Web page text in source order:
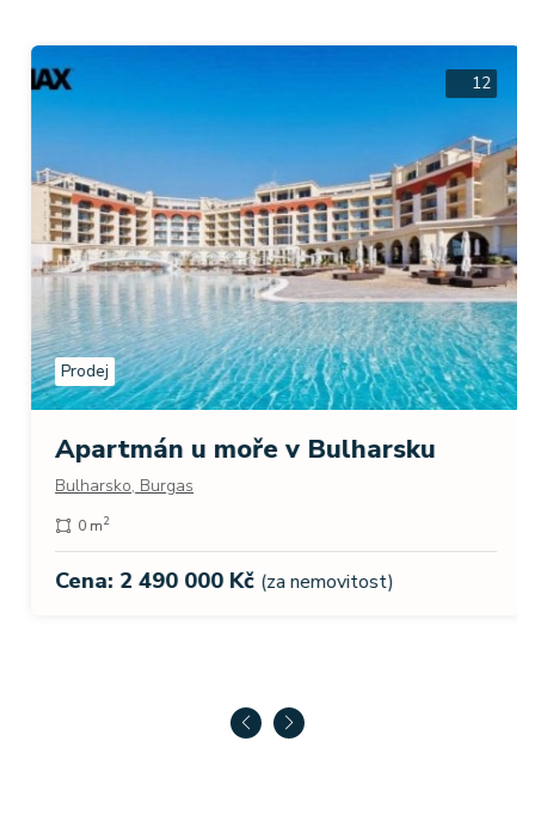
12
Prodej
Apartmán u moře v Bulharsku
Bulharsko, Burgas
0 m2
Cena: 2 490 000 Kč(za nemovitost)